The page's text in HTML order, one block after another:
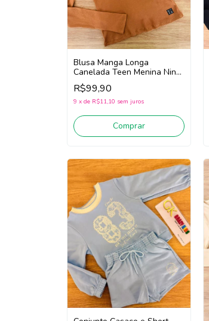
Blusa Manga Longa
Canelada Teen Menina Nina
Go! 2261011 (Bege Escuro)
R$99,90
9 x de R$11,10 sem juros
Comprar